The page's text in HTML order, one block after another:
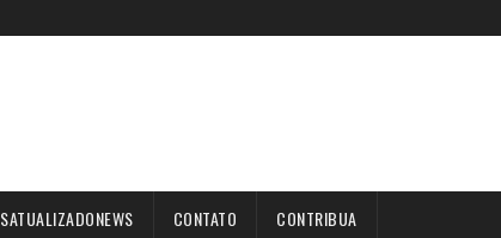
SATUALIZADONEWS CONTATO CONTRIBUA